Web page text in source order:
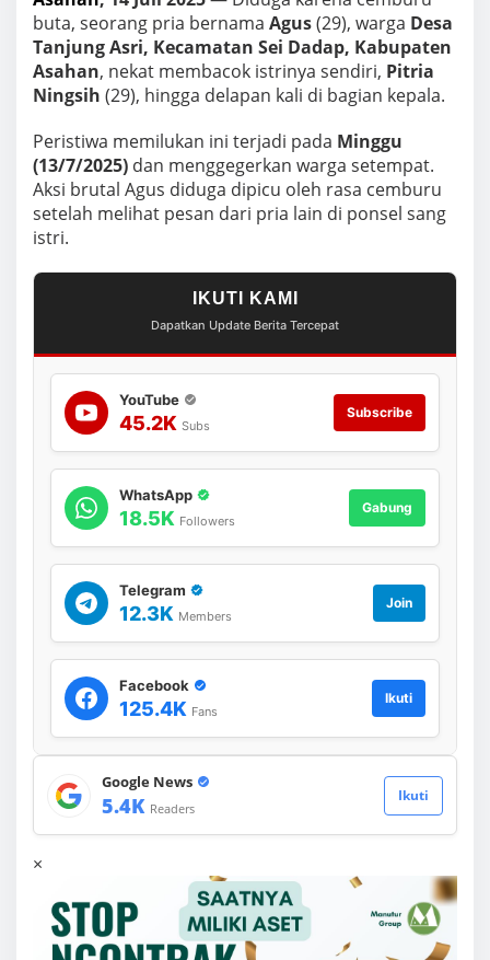
K
a
i
d
A
s
a
h
a
buta, seorang pria bernama Agus(29), warga Desa
Tanjung Asri, Kecamatan Sei Dadap, Kabupaten
Asahan, nekat membacok istrinya sendiri, Pitria
Ningsih (29), hingga delapan kali di bagian kepala.
Peristiwa memilukan ini terjadi pada Minggu
(13/7/2025) dan menggegerkan warga setempat.
Aksi brutal Agus diduga dipicu oleh rasa cemburu
setelah melihat pesan dari pria lain di ponsel sang
istri.
IKUTI KAMI
Dapatkan Update Berita Tercepat
YouTube
45.2K Subs
Subscribe
WhatsApp
18.5K Followers
Gabung
Telegram
12.3K Members
Join
Facebook
125.4K Fans
Ikuti
Google News
5.4K Readers
Ikuti
×